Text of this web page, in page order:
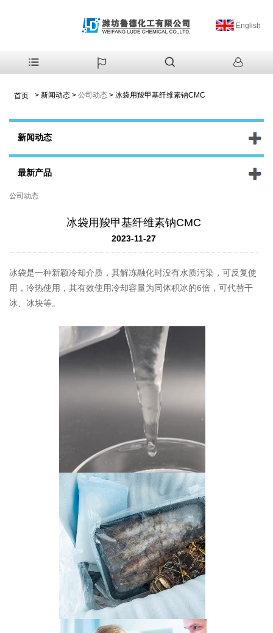
English
首页 > 新闻动态 > 公司动态 > 冰袋用羧甲基纤维素钠CMC
新闻动态
最新产品
公司动态
冰袋用羧甲基纤维素钠CMC
2023-11-27
冰袋是一种新颖冷却介质，其解冻融化时没有水质污染，可反复使
用，冷热使用，其有效使用冷却容量为同体积冰的6倍，可代替干
冰、冰块等。